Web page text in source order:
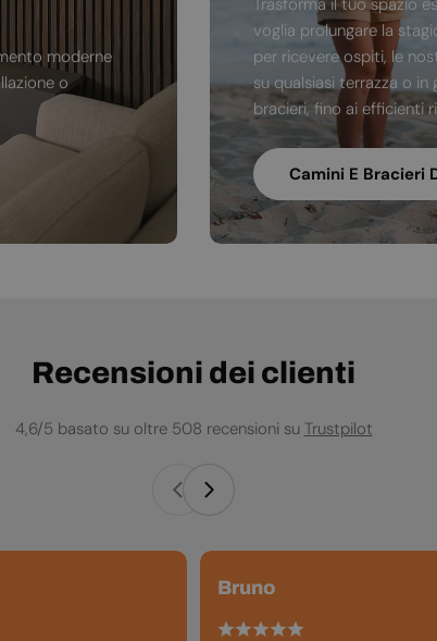
moderne
o
Trasforma il tuo spazio
voglia prolungare la
per ricevere ospiti, le
su qualsiasi terrazza o
bracieri, fino ai efficienti
Camini E Bracieri
Recensioni dei clienti
4,6/5 basato su oltre 508 recensioni su Trustpilot
Bruno